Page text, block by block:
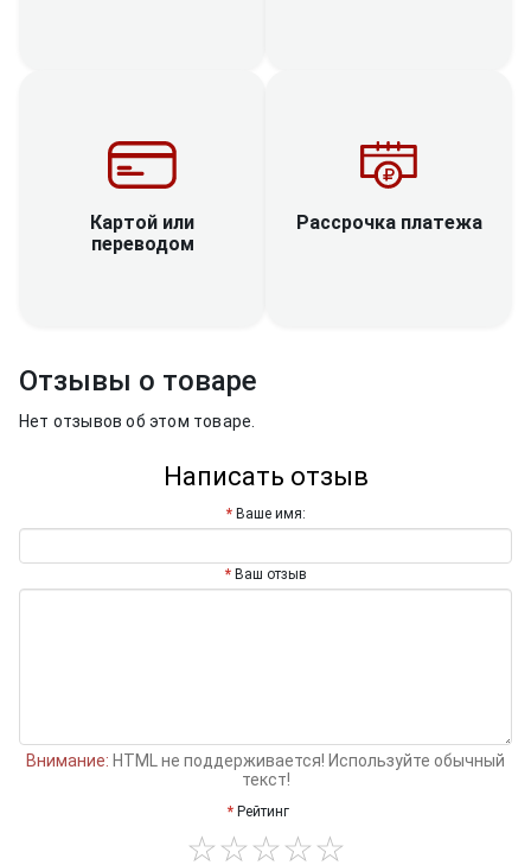
Картой или
переводом
Рассрочка платежа
Отзывы о товаре
Нет отзывов об этом товаре.
Написать отзыв
Ваше имя:
Ваш отзыв
Внимание: HTML не поддерживается! Используйте обычный
текст!
Рейтинг